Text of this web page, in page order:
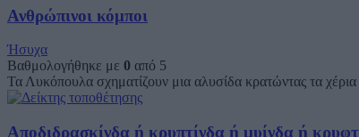
Ανθρώπινοι κόμποι
Ήσυχα
Βαθμολογήθηκε με 0 από 5
Τα Λυκόπουλα σχηματίζουν μια αλυσίδα κρατώντας τα
Αποδιδρασκίνδα ή κρυπτίνδα ή μυίνδα ή